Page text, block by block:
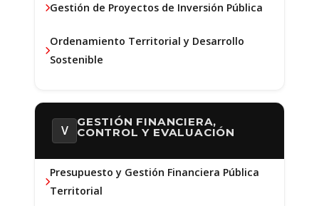
Gestión de Proyectos de Inversión Pública
Ordenamiento Territorial y Desarrollo
Sostenible
V
GESTIÓN FINANCIERA,
CONTROL Y EVALUACIÓN
Presupuesto y Gestión Financiera Pública
Territorial